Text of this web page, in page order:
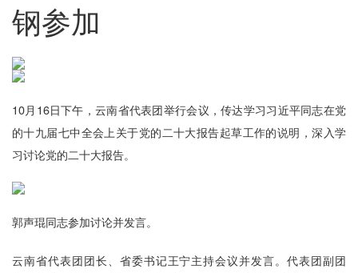
钢参加
10月16日下午，云南省代表团举行会议，传达学习习近平同志在党
的十九届七中全会上关于党的二十大报告起草工作的说明，深入学
习讨论党的二十大报告。
郭声琨同志参加讨论并发言。
云南省代表团团长、省委书记王宁主持会议并发言。代表团副团